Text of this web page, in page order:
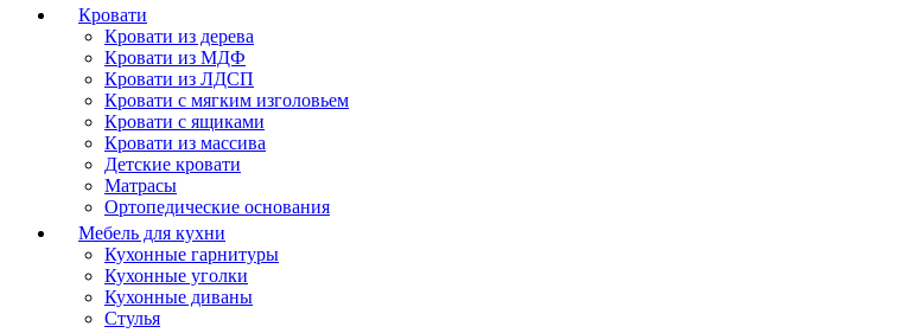
Кровати
Кровати из дерева
Кровати из МДФ
Кровати из ЛДСП
Кровати с мягким изголовьем
Кровати с ящиками
Кровати из массива
Детские кровати
Матрасы
Ортопедические основания
Мебель для кухни
Кухонные гарнитуры
Кухонные уголки
Кухонные диваны
Стулья